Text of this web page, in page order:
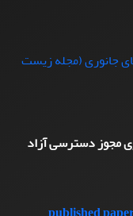
جانوری (مجله زیست
مجوز دسترسی آزاد